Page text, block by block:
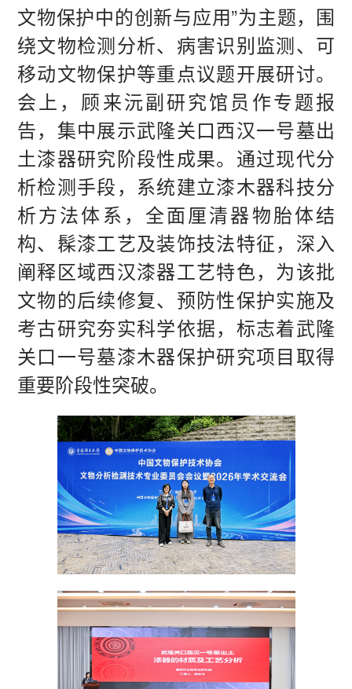
文物保护中的创新与应用”为主题，围
绕文物检测分析、病害识别监测、可
移动文物保护等重点议题开展研讨。
会上，顾来沅副研究馆员作专题报
告，集中展示武隆关口西汉一号墓出
土漆器研究阶段性成果。通过现代分
析检测手段，系统建立漆木器科技分
析方法体系，全面厘清器物胎体结
构、髹漆工艺及装饰技法特征，深入
阐释区域西汉漆器工艺特色，为该批
文物的后续修复、预防性保护实施及
考古研究夯实科学依据，标志着武隆
关口一号墓漆木器保护研究项目取得
重要阶段性突破。